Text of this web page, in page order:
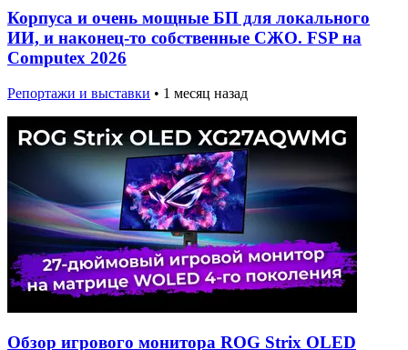
Корпуса и очень мощные БП для локального
ИИ, и наконец-то собственные СЖО. FSP на
Computex 2026
Репортажи и выставки • 1 месяц назад
Обзор игрового монитора ROG Strix OLED